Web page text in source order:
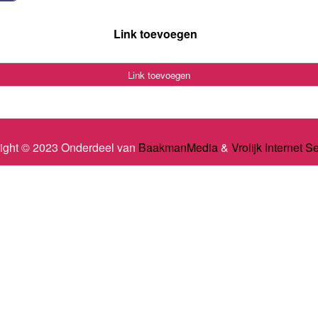
Link toevoegen
Link toevoegen
© 2023 Onderdeel van BaakmanMedia& Vrolijk Internet